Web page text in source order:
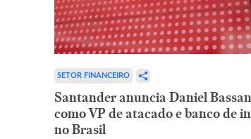
SETOR FINANCEIRO
Santander anuncia Daniel
como VP de atacado e banco de
no Brasil